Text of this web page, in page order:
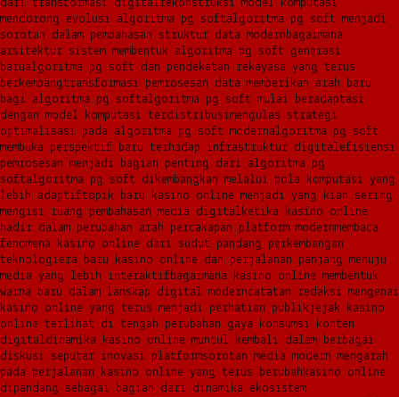
dari transformasi digitalrekonstruksi model komputasi
mendorong evolusi algoritma pg softalgoritma pg soft menjadi
sorotan dalam pembahasan struktur data modernbagaimana
arsitektur sistem membentuk algoritma pg soft generasi
barualgoritma pg soft dan pendekatan rekayasa yang terus
berkembangtransformasi pemrosesan data memberikan arah baru
bagi algoritma pg softalgoritma pg soft mulai beradaptasi
dengan model komputasi terdistribusimengulas strategi
optimalisasi pada algoritma pg soft modernalgoritma pg soft
membuka perspektif baru terhadap infrastruktur digitalefisiensi
pemrosesan menjadi bagian penting dari algoritma pg
softalgoritma pg soft dikembangkan melalui pola komputasi yang
lebih adaptiftopik baru kasino online menjadi yang kian sering
mengisi ruang pembahasan media digitalketika kasino online
hadir dalam perubahan arah percakapan platform modernmembaca
fenomena kasino online dari sudut pandang perkembangan
teknologiera baru kasino online dan perjalanan panjang menuju
media yang lebih interaktifbagaimana kasino online membentuk
warna baru dalam lanskap digital moderncatatan redaksi mengenai
kasino online yang terus menjadi perhatian publikjejak kasino
online terlihat di tengah perubahan gaya konsumsi konten
digitaldinamika kasino online muncul kembali dalam berbagai
diskusi seputar inovasi platformsorotan media modern mengarah
pada perjalanan kasino online yang terus berubahkasino online
dipandang sebagai bagian dari dinamika ekosistem